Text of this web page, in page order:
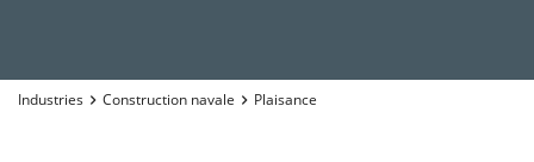
Industries Construction navale Plaisance